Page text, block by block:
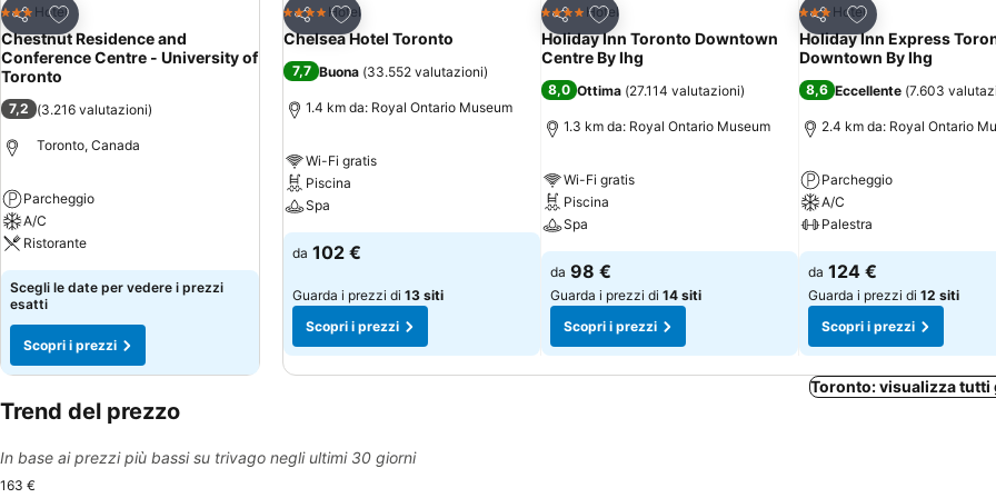
Condividi
Aggiungi ai preferiti
3 StelleHotel
Chestnut Residence and
Conference Centre - University of
Toronto
7,2 (3.216 valutazioni)
Toronto, Canada
Parcheggio
A/C
Ristorante
Scegli le date per vedere i prezzi
esatti
Scopri i prezzi
Condividi
Aggiungi ai preferiti
4 StelleHotel
Chelsea Hotel Toronto
7,7 Buona (33.552 valutazioni)
1.4 km da: Royal Ontario Museum
Wi-Fi gratis
Piscina
Spa
da 102 €
Guarda i prezzi di 13 siti
Scopri i prezzi
Condividi
Aggiungi ai preferiti
4 StelleHotel
Holiday Inn Toronto Downtown
Centre By Ihg
8,0 Ottima (27.114 valutazioni)
1.3 km da: Royal Ontario Museum
Wi-Fi gratis
Piscina
Spa
da 98 €
Guarda i prezzi di 14 siti
Scopri i prezzi
Condividi
Aggiungi ai
3 StelleHotel
Holiday Inn Express
Downtown By Ihg
8,6 Eccellente (7.603
2.4 km da: Royal Ontario
Parcheggio
A/C
Palestra
da 124 €
Guarda i prezzi di 12 siti
Scopri i prezzi
Toronto: visualizza tutti
Trend del prezzo
In base ai prezzi più bassi su trivago negli ultimi 30 giorni
163 €